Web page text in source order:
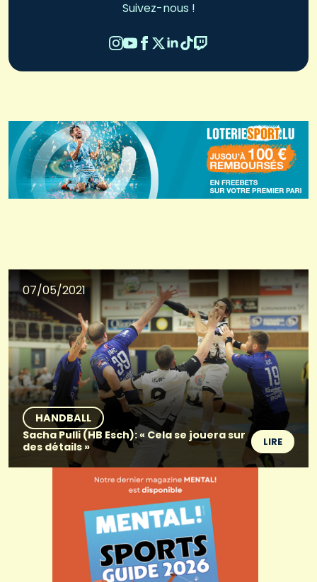
Suivez-nous !
07/05/2021
HANDBALL
Sacha Pulli (HB Esch): « Cela se jouera sur
des détails »
LIRE